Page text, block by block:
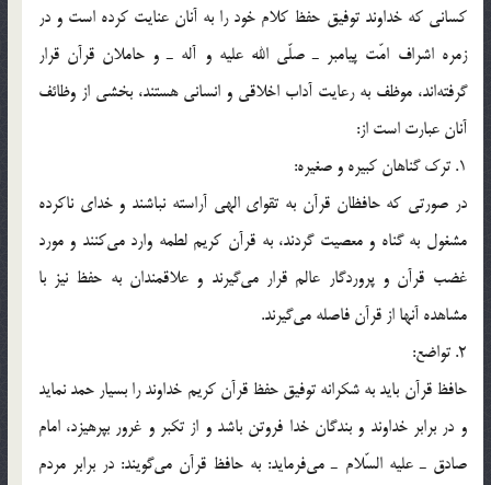
كساني كه خداوند توفيق حفظ كلام خود را به آنان عنايت كرده است و در
زمره اشراف امّت پيامبر ـ صلّي الله عليه و آله ـ و حاملان قرآن قرار
گرفته‌اند، موظف به رعايت آداب اخلاقي و انساني هستند، بخشي از وظائف
آنان عبارت است از:
1. ترك گناهان كبيره و صغيره:
در صورتي كه حافظان قرآن به تقواي الهي آراسته نباشند و خداي ناكرده
مشغول به گناه و معصيت گردند، به قرآن كريم لطمه وارد مي‌كنند و مورد
غضب قرآن و پروردگار عالم قرار مي‌گيرند و علاقمندان به حفظ نيز با
مشاهده آنها از قرآن فاصله مي‌گيرند.
2. تواضع:
حافظ قرآن بايد به شكرانه توفيق حفظ قرآن كريم خداوند را بسيار حمد نمايد
و در برابر خداوند و بندگان خدا فروتن باشد و از تكبر و غرور بپرهيزد، امام
صادق ـ عليه السّلام ـ مي‌فرمايد: به حافظ قرآن مي‌گويند: در برابر مردم